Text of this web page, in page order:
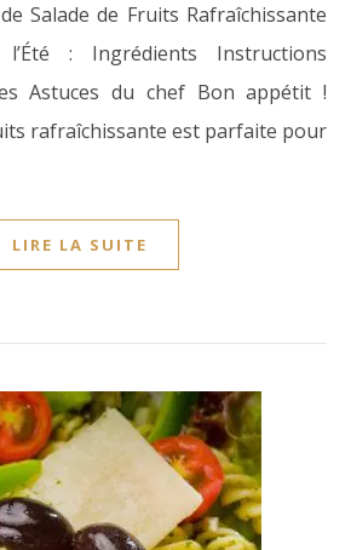
: Ingrédients Instructions
Astuces du chef Bon appétit !
rafraîchissante est parfaite pour
LIRE LA SUITE